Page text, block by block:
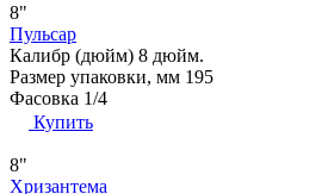
8"
Пульсар
Калибр (дюйм) 8 дюйм.
Размер упаковки, мм 195
Фасовка 1/4
Купить
8"
Хризантема